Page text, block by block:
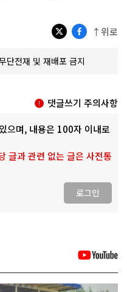
↑위로
전재 및 재배포 금지
댓글쓰기 주의사항
으며, 내용은 100자 이내로
글과 관련 없는 글은 사전통
로그인